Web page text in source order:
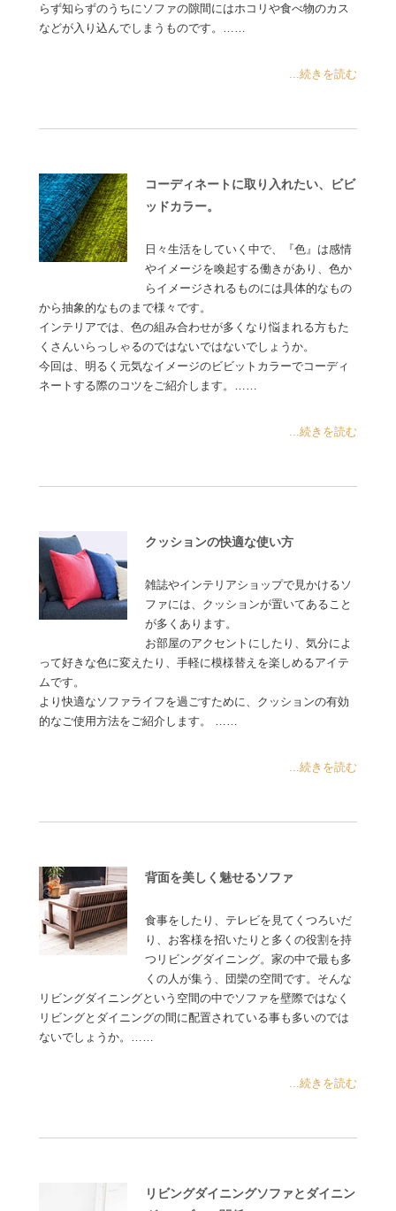
らず知らずのうちにソファの隙間にはホコリや食べ物のカス
などが入り込んでしまうものです。……
...続きを読む
コーディネートに取り入れたい、ビビ
ッドカラー。
日々生活をしていく中で、『色』は感情
やイメージを喚起する働きがあり、色か
らイメージされるものには具体的なもの
から抽象的なものまで様々です。
インテリアでは、色の組み合わせが多くなり悩まれる方もた
くさんいらっしゃるのではないではないでしょうか。
今回は、明るく元気なイメージのビビットカラーでコーディ
ネートする際のコツをご紹介します。……
...続きを読む
クッションの快適な使い方
雑誌やインテリアショップで見かけるソ
ファには、クッションが置いてあること
が多くあります。
お部屋のアクセントにしたり、気分によ
って好きな色に変えたり、手軽に模様替えを楽しめるアイテ
ムです。
より快適なソファライフを過ごすために、クッションの有効
的なご使用方法をご紹介します。 ……
...続きを読む
背面を美しく魅せるソファ
食事をしたり、テレビを見てくつろいだ
り、お客様を招いたりと多くの役割を持
つリビングダイニング。家の中で最も多
くの人が集う、団欒の空間です。そんな
リビングダイニングという空間の中でソファを壁際ではなく
リビングとダイニングの間に配置されている事も多いのでは
ないでしょうか。……
...続きを読む
リビングダイニングソファとダイニン